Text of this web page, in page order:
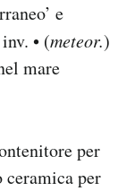
e
• (meteor.)
mare
per
per